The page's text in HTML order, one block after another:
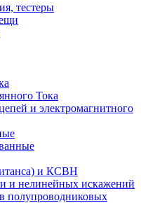
тестеры
Тока
и электромагнитного
и КСВН
и нелинейных искажений
полупроводниковых